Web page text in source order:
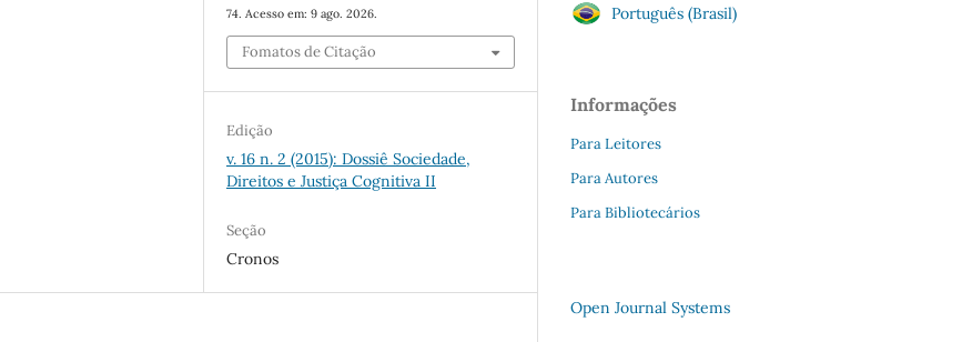
74. Acesso em: 9 ago. 2026.
Fomatos de Citação
Edição
v. 16 n. 2 (2015): Dossiê Sociedade,
Direitos e Justiça Cognitiva II
Seção
Cronos
Português (Brasil)
Informações
Para Leitores
Para Autores
Para Bibliotecários
Open Journal Systems